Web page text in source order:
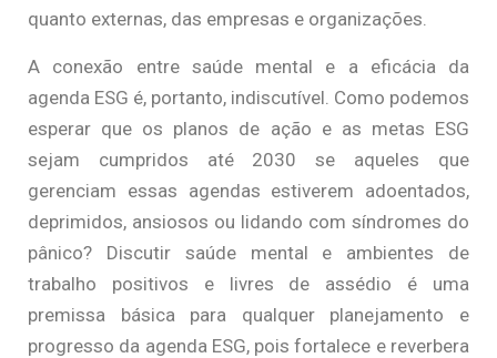
quanto externas, das empresas e organizações.
A conexão entre saúde mental e a eficácia da
agenda ESG é, portanto, indiscutível. Como podemos
esperar que os planos de ação e as metas ESG
sejam cumpridos até 2030 se aqueles que
gerenciam essas agendas estiverem adoentados,
deprimidos, ansiosos ou lidando com síndromes do
pânico? Discutir saúde mental e ambientes de
trabalho positivos e livres de assédio é uma
premissa básica para qualquer planejamento e
progresso da agenda ESG, pois fortalece e reverbera